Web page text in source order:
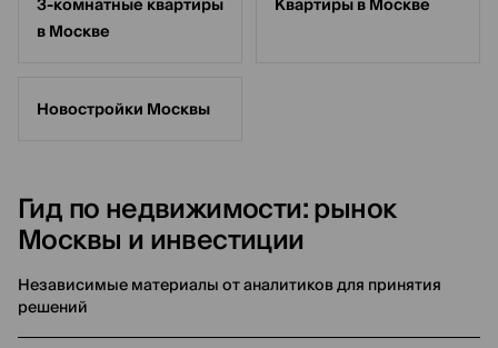
3-комнатные квартиры
в Москве
Квартиры в Москве
Новостройки Москвы
Гид по недвижимости: рынок
Москвы и инвестиции
Независимые материалы от аналитиков для принятия
решений